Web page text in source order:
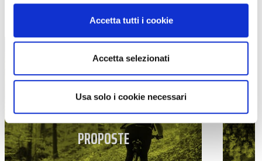
Accetta tutti i cookie
Accetta selezionati
Usa solo i cookie necessari
TUTTE LE CATEGORIE DEL MAGAZINE
PROPOSTE